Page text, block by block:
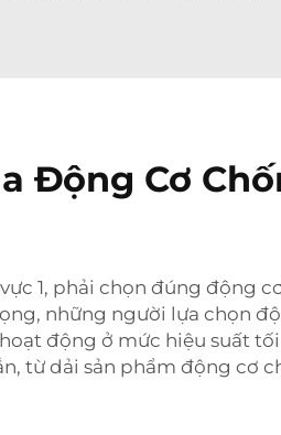
Động Cơ
1, phải chọn đúng động
những người lựa chọn
động ở mức hiệu suất tối
từ dải sản phẩm động cơ